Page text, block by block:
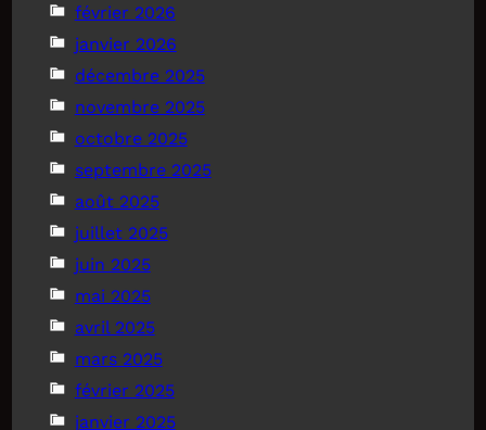
février 2026
janvier 2026
décembre 2025
novembre 2025
octobre 2025
septembre 2025
août 2025
juillet 2025
juin 2025
mai 2025
avril 2025
mars 2025
février 2025
janvier 2025